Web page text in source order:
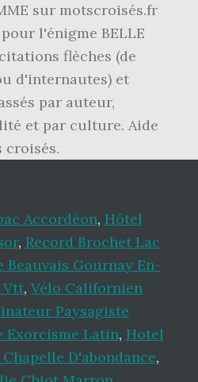
sur motscroisés.fr
l'énigme BELLE
flèches (de
d'internautes) et
par auteur,
et par culture. Aide
croisés.
Accordéon, Hôtel
, Record Brochet Lac
Beauvais Gournay En-
Vtt, Vélo Californien
Paysagiste
Exorcisme Latin, Hotel
D'abondance,